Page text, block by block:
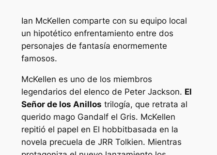
Ian McKellen comparte con su equipo local
un hipotético enfrentamiento entre dos
personajes de fantasía enormemente
famosos.
McKellen es uno de los miembros
legendarios del elenco de Peter Jackson. El
Señor de los Anillos trilogía, que retrata al
querido mago Gandalf el Gris. McKellen
repitió el papel en El hobbitbasada en la
novela precuela de JRR Tolkien. Mientras